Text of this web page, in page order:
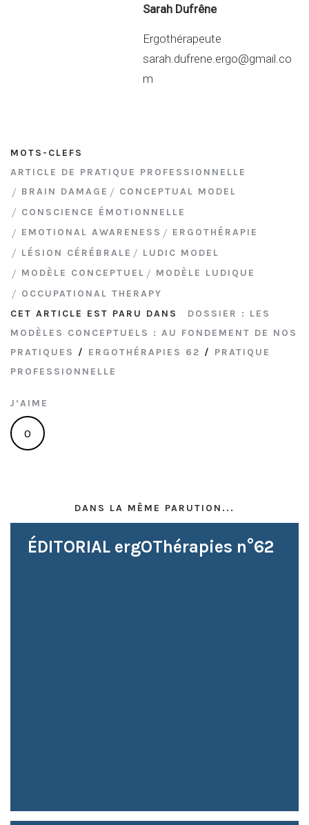
Sarah Dufrêne
Ergothérapeute
sarah.dufrene.ergo@gmail.co
m
MOTS-CLEFS
ARTICLE DE PRATIQUE PROFESSIONNELLE
BRAIN DAMAGE
CONCEPTUAL MODEL
CONSCIENCE ÉMOTIONNELLE
EMOTIONAL AWARENESS
ERGOTHÉRAPIE
LÉSION CÉRÉBRALE
LUDIC MODEL
MODÈLE CONCEPTUEL
MODÈLE LUDIQUE
OCCUPATIONAL THERAPY
CET ARTICLE EST PARU DANS
DOSSIER : LES
MODÈLES CONCEPTUELS : AU FONDEMENT DE NOS
PRATIQUES / ERGOTHÉRAPIES 62 / PRATIQUE
PROFESSIONNELLE
J’AIME
0
DANS LA MÊME PARUTION...
ÉDITORIAL ergOThérapies n°62